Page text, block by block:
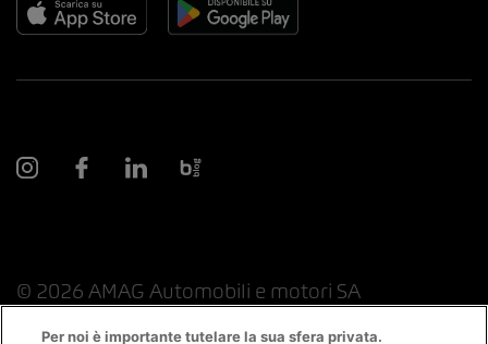
© 2026 AMAG Automobili e motori SA
Per noi è importante tutelare la sua sfera privata.